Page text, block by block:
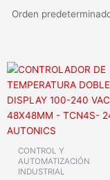
CONTROL Y
AUTOMATIZACIÓN
INDUSTRIAL